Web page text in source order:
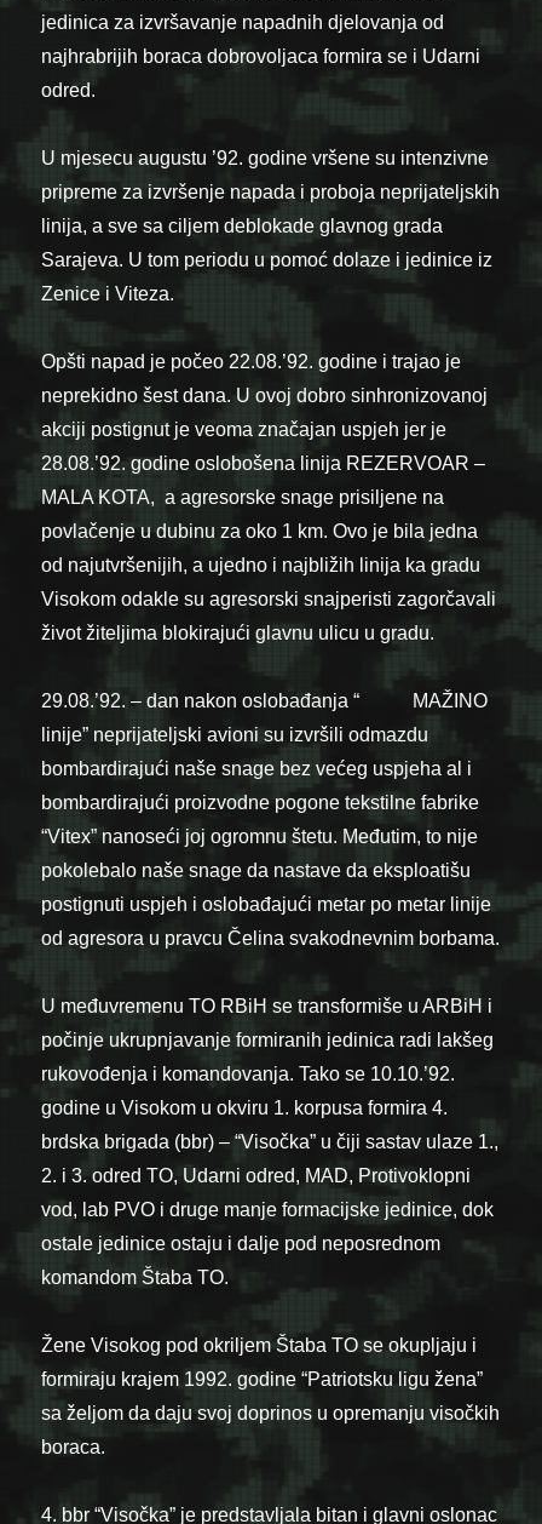
jedinica za izvršavanje napadnih djelovanja od
najhrabrijih boraca dobrovoljaca formira se i Udarni
odred.
U mjesecu augustu ’92. godine vršene su intenzivne
pripreme za izvršenje napada i proboja neprijateljskih
linija, a sve sa ciljem deblokade glavnog grada
Sarajeva. U tom periodu u pomoć dolaze i jedinice iz
Zenice i Viteza.
Opšti napad je počeo 22.08.’92. godine i trajao je
neprekidno šest dana. U ovoj dobro sinhronizovanoj
akciji postignut je veoma značajan uspjeh jer je
28.08.’92. godine oslobošena linija REZERVOAR –
MALA KOTA, a agresorske snage prisiljene na
povlačenje u dubinu za oko 1 km. Ovo je bila jedna
od najutvršenijih, a ujedno i najbližih linija ka gradu
Visokom odakle su agresorski snajperisti zagorčavali
život žiteljima blokirajući glavnu ulicu u gradu.
29.08.’92. – dan nakon oslobađanja “ MAŽINO
linije” neprijateljski avioni su izvršili odmazdu
bombardirajući naše snage bez većeg uspjeha al i
bombardirajući proizvodne pogone tekstilne fabrike
“Vitex” nanoseći joj ogromnu štetu. Međutim, to nije
pokolebalo naše snage da nastave da eksploatišu
postignuti uspjeh i oslobađajući metar po metar linije
od agresora u pravcu Čelina svakodnevnim borbama.
U međuvremenu TO RBiH se transformiše u ARBiH i
počinje ukrupnjavanje formiranih jedinica radi lakšeg
rukovođenja i komandovanja. Tako se 10.10.’92.
godine u Visokom u okviru 1. korpusa formira 4.
brdska brigada (bbr) – “Visočka” u čiji sastav ulaze 1.,
2. i 3. odred TO, Udarni odred, MAD, Protivoklopni
vod, lab PVO i druge manje formacijske jedinice, dok
ostale jedinice ostaju i dalje pod neposrednom
komandom Štaba TO.
Žene Visokog pod okriljem Štaba TO se okupljaju i
formiraju krajem 1992. godine “Patriotsku ligu žena”
sa željom da daju svoj doprinos u opremanju visočkih
boraca.
4. bbr “Visočka” je predstavljala bitan i glavni oslonac